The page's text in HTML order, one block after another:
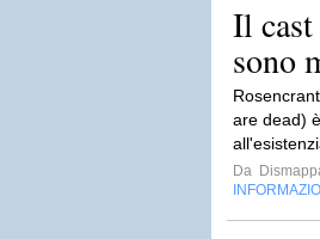
Il
sono
are dead)
Da